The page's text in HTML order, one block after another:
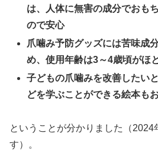
は、人体に無害の成分でおも
ので安心
爪噛み予防グッズには苦味成
め、使用年齢は3～4歳頃がほ
子どもの爪噛みを改善したい
どを学ぶことができる絵本も
ということが分かりました（2024
す）。